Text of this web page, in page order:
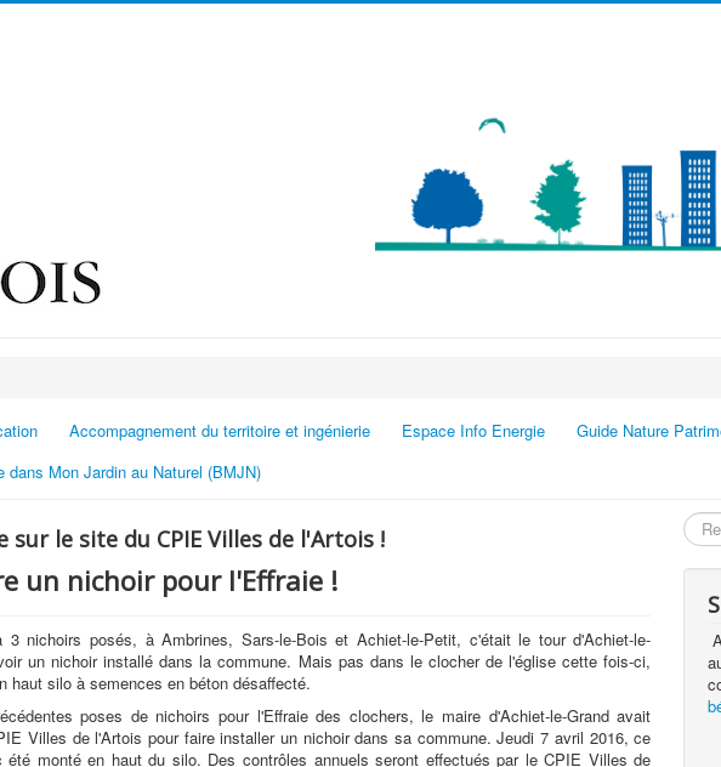
Accompagnement du territoire et ingénierie Espace Info Energie
Guide Nature
dans Mon Jardin au Naturel (BMJN)
sur le site du CPIE Villes de l'Artois !
un nichoir pour l'Effraie !
3 nichoirs posés, à Ambrines, Sars-le-Bois et Achiet-le-Petit, c'était le tour d'Achiet-le-
un nichoir installé dans la commune. Mais pas dans le clocher de l'église cette fois-ci,
haut silo à semences en béton désaffecté.
poses de nichoirs pour l'Effraie des clochers, le maire d'Achiet-le-Grand avait
Villes de l'Artois pour faire installer un nichoir dans sa commune. Jeudi 7 avril 2016, ce
été monté en haut du silo. Des contrôles annuels seront effectués par le CPIE Villes de